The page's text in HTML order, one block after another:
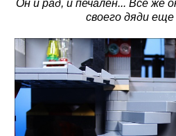
Он и рад, и печален... Все же
своего дяди